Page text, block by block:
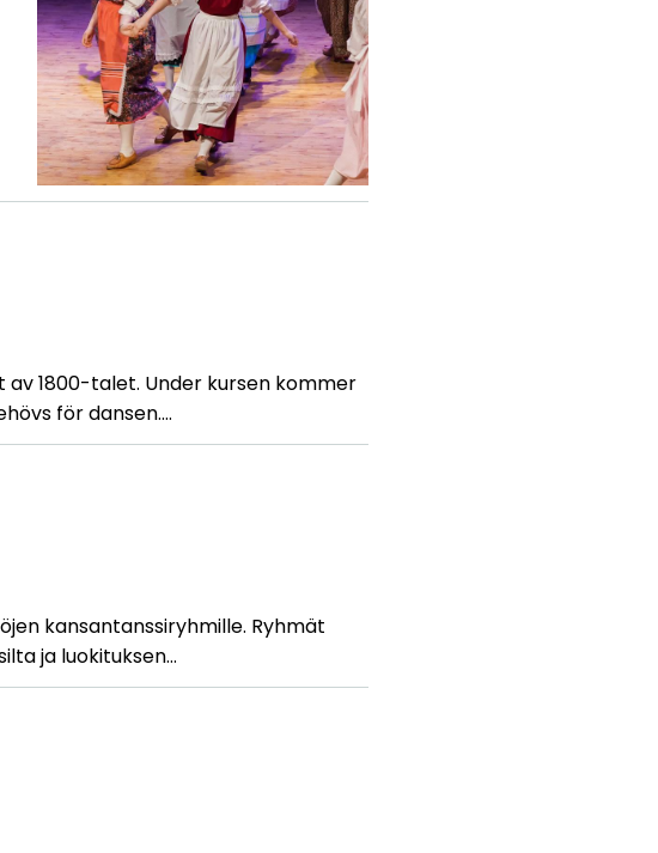
1800-talet. Under kursen kommer
för dansen.…
kansantanssiryhmille. Ryhmät
ja luokituksen…